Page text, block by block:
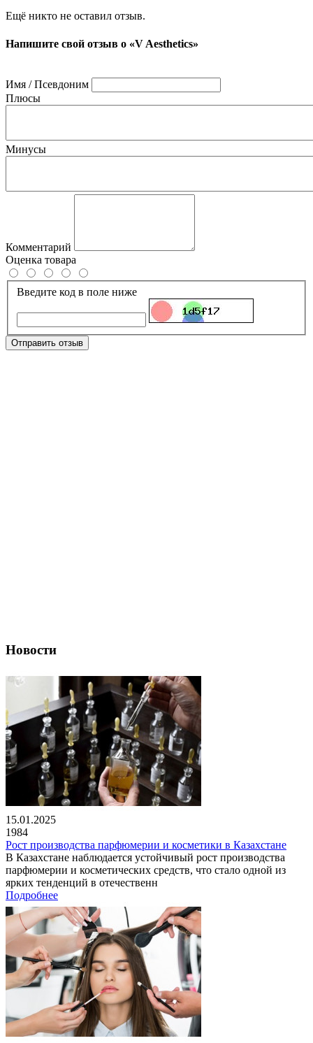
Ещё никто не оставил отзыв.
Напишите свой отзыв о «V Aesthetics»
Имя / Псевдоним
Плюсы
Минусы
Комментарий
Оценка товара
Введите код в поле ниже
Отправить отзыв
Новости
15.01.2025
1984
Рост производства парфюмерии и косметики в Казахстане
В Казахстане наблюдается устойчивый рост производства
парфюмерии и косметических средств, что стало одной из
ярких тенденций в отечественн
Подробнее